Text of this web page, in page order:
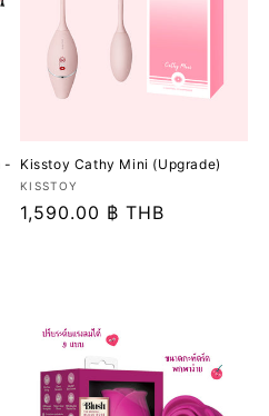
-
Kisstoy Cathy Mini (Upgrade)
เวน
เด
KISSTOY
ราคา
1,590.00 ฿ THB